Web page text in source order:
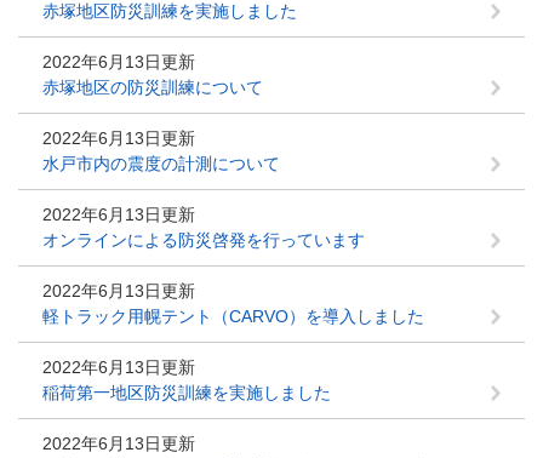
赤塚地区防災訓練を実施しました
2022年6月13日更新
赤塚地区の防災訓練について
2022年6月13日更新
水戸市内の震度の計測について
2022年6月13日更新
オンラインによる防災啓発を行っています
2022年6月13日更新
軽トラック用幌テント（CARVO）を導入しました
2022年6月13日更新
稲荷第一地区防災訓練を実施しました
2022年6月13日更新